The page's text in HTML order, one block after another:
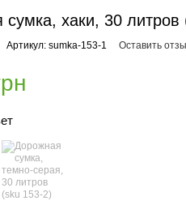
хаки, 30 литров
Артикул: sumka-153-1 Оставить